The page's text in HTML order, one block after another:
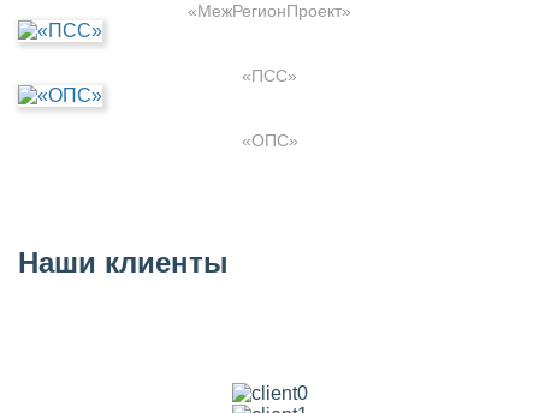
«МежРегионПроект»
«ПСС»
«ОПС»
Наши клиенты